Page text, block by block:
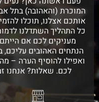
המוכרת (והאהובה) בתל
אותכם אצלנו, תוכלו
כל התהליך השתדלנו
מעניקים לכם אם
הנתחים האהובים
ואפילו להוסיף הערה –
לכם. שאלות? אנחנו